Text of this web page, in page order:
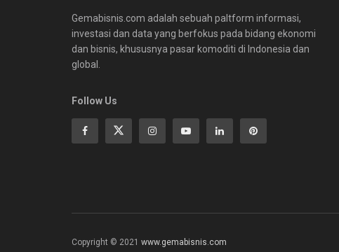
Gemabisnis.com adalah sebuah paltform informasi,
investasi dan data yang berfokus pada bidang ekonomi
dan bisnis, khususnya pasar komoditi di Indonesia dan
global.
Follow Us
Copyright © 2021 www.gemabisnis.com